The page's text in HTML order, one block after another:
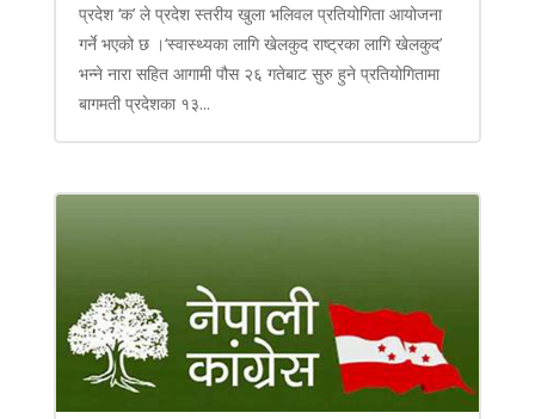
प्रदेश ‘क’ ले प्रदेश स्तरीय खुला भलिवल प्रतियोगिता आयोजना
गर्ने भएको छ ।‘स्वास्थ्यका लागि खेलकुद राष्ट्रका लागि खेलकुद’
भन्ने नारा सहित आगामी पौस २६ गतेबाट सुरु हुने प्रतियोगितामा
बागमती प्रदेशका १३...